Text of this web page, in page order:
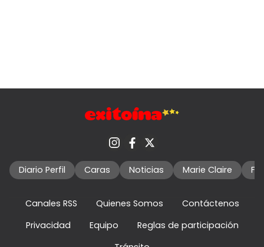
Diario Perfil Caras Noticias Marie Claire
Canales RSS Quienes Somos
Contáctenos
Privacidad
Equipo
Reglas de participación